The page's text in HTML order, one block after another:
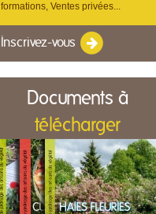
formations, Ventes privées...
Inscrivez-vous
Documents à
télécharger